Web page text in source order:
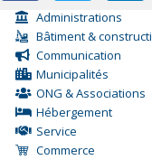
Administrations
Bâtiment &
Communication
Municipalités
ONG & Associations
Hébergement
Service
Commerce